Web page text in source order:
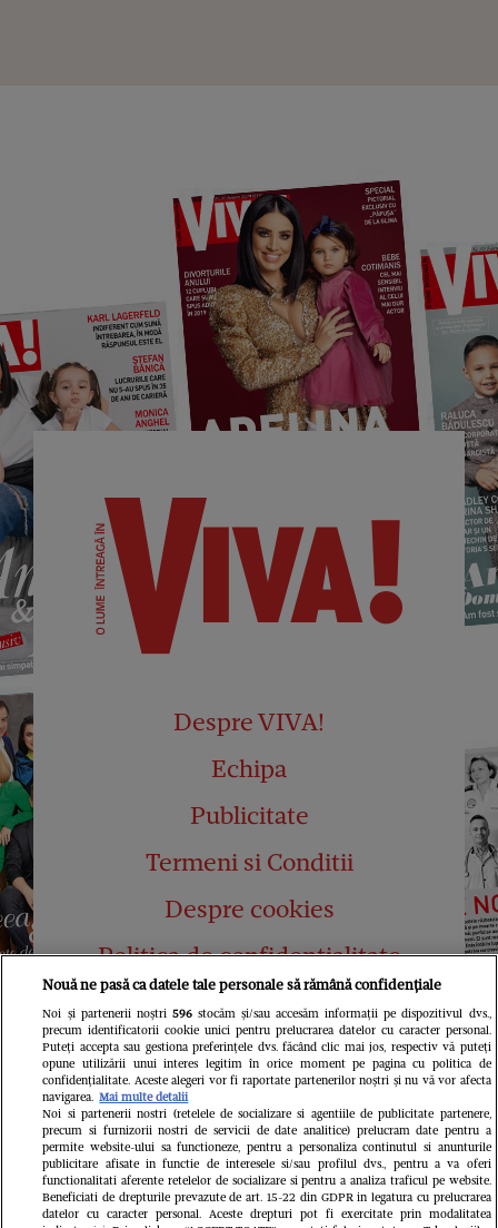
Despre VIVA!
Echipa
Publicitate
Termeni si Conditii
Despre cookies
Politica de confidențialitate
Abonamente
Contact
Pariază responsabil! Decizia ONJN nr.
821/25.09.2025.
Nouă ne pasă ca datele tale personale să rămână confidențiale
Noi și partenerii noștri 596stocăm și/sau accesăm informații pe dispozitivul dvs.,
precum identificatorii cookie unici pentru prelucrarea datelor cu caracter personal.
Puteți accepta sau gestiona preferințele dvs. făcând clic mai jos, respectiv vă puteți
opune utilizării unui interes legitim în orice moment pe pagina cu politica de
confidențialitate. Aceste alegeri vor fi raportate partenerilor noștri și nu vă vor afecta
navigarea. Mai multe detalii
Noi si partenerii nostri (retelele de socializare si agentiile de publicitate partenere,
precum si furnizorii nostri de servicii de date analitice) prelucram date pentru a
permite website-ului sa functioneze, pentru a personaliza continutul si anunturile
publicitare afisate in functie de interesele si/sau profilul dvs., pentru a va oferi
functionalitati aferente retelelor de socializare si pentru a analiza traficul pe website.
Beneficiati de drepturile prevazute de art. 15-22 din GDPR in legatura cu prelucrarea
datelor cu caracter personal. Aceste drepturi pot fi exercitate prin modalitatea